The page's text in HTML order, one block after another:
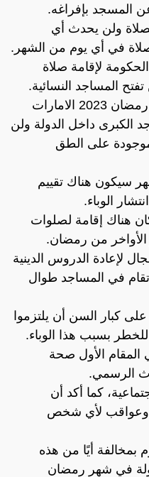
المسجد بإفراغه.
ولن يحدث أي
في أي يوم من الشهر.
لإقامة صلاة
المساجد النسائية.
وعلى هذا فإن أثناء موعد رمضان 2023 الامارات
الكبرى داخل الدولة ولن
على الطق
الشهر سيكون هناك تقييم
الوباء.
هناك إقامة لصلوات
الأواخر من رمضان.
لإعادة الدروس الدينية
في المساجد طوال
كبار السن أن يلتزموا
للخطر بسبب هذا الوباء.
المقام الأول صحة
الرسمي.
كما أكد أن
وعواقب لأي شخص
أيًا من هذه
في شهر رمضان